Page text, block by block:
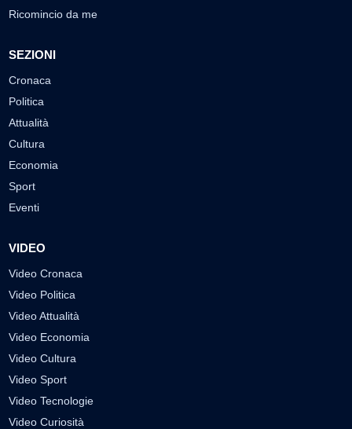
Ricomincio da me
SEZIONI
Cronaca
Politica
Attualità
Cultura
Economia
Sport
Eventi
VIDEO
Video Cronaca
Video Politica
Video Attualità
Video Economia
Video Cultura
Video Sport
Video Tecnologie
Video Curiosità